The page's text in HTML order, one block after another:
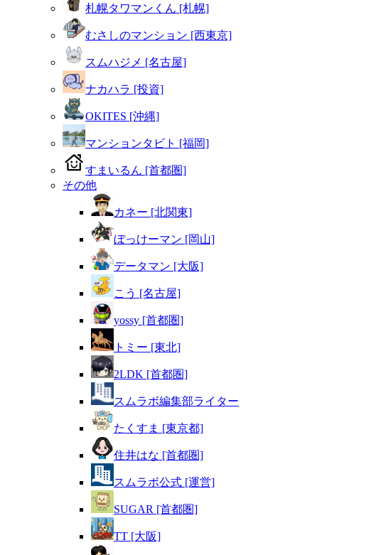
札幌タワマンくん [札幌]
むさしのマンション [西東京]
スムハジメ [名古屋]
ナカハラ [投資]
OKITES [沖縄]
マンションタビト [福岡]
すまいるん [首都圏]
その他
カネー [北関東]
ぼっけーマン [岡山]
データマン [大阪]
こう [名古屋]
yossy [首都圏]
トミー [東北]
2LDK [首都圏]
スムラボ編集部ライター
たくすま [東京都]
住井はな [首都圏]
スムラボ公式 [運営]
SUGAR [首都圏]
TT [大阪]